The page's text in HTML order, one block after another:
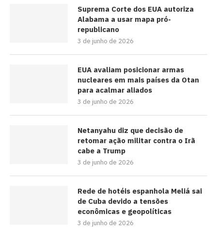
Suprema Corte dos EUA autoriza
Alabama a usar mapa pró-
republicano
3 de junho de 2026
EUA avaliam posicionar armas
nucleares em mais países da Otan
para acalmar aliados
3 de junho de 2026
Netanyahu diz que decisão de
retomar ação militar contra o Irã
cabe a Trump
3 de junho de 2026
Rede de hotéis espanhola Meliá sai
de Cuba devido a tensões
econômicas e geopolíticas
3 de junho de 2026